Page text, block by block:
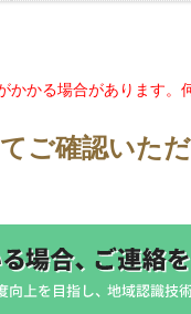
かる場合があります。
ご確認いただ